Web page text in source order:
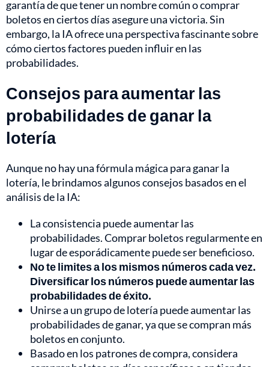
garantía de que tener un nombre común o comprar
boletos en ciertos días asegure una victoria. Sin
embargo, la IA ofrece una perspectiva fascinante sobre
cómo ciertos factores pueden influir en las
probabilidades.
Consejos para aumentar las
probabilidades de ganar la
lotería
Aunque no hay una fórmula mágica para ganar la
lotería, le brindamos algunos consejos basados en el
análisis de la IA:
La consistencia puede aumentar las
probabilidades. Comprar boletos regularmente en
lugar de esporádicamente puede ser beneficioso.
No te limites a los mismos números cada vez.
Diversificar los números puede aumentar las
probabilidades de éxito.
Unirse a un grupo de lotería puede aumentar las
probabilidades de ganar, ya que se compran más
boletos en conjunto.
Basado en los patrones de compra, considera